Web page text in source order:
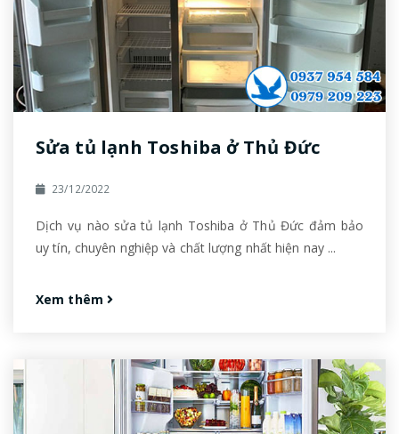
Sửa tủ lạnh Toshiba ở Thủ Đức
23/12/2022
Dịch vụ nào sửa tủ lạnh Toshiba ở Thủ Đức đảm bảo
uy tín, chuyên nghiệp và chất lượng nhất hiện nay ...
Xem thêm